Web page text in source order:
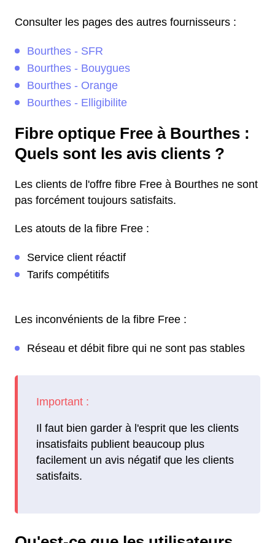
Consulter les pages des autres fournisseurs :
Bourthes - SFR
Bourthes - Bouygues
Bourthes - Orange
Bourthes - Elligibilite
Fibre optique Free à Bourthes :
Quels sont les avis clients ?
Les clients de l'offre fibre Free à Bourthes ne sont
pas forcément toujours satisfaits.
Les atouts de la fibre Free :
Service client réactif
Tarifs compétitifs
Les inconvénients de la fibre Free :
Réseau et débit fibre qui ne sont pas stables
Il faut bien garder à l'esprit que les clients
insatisfaits publient beaucoup plus
facilement un avis négatif que les clients
satisfaits.